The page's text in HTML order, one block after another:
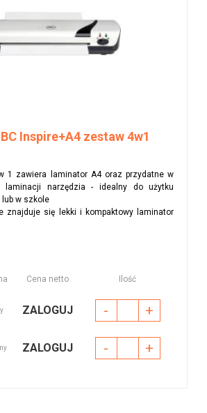
Inspire+A4 zestaw 4w1
1 zawiera laminator A4 oraz przydatne w
laminacji narzędzia - idealny do użytku
w szkole
znajduje się lekki i kompaktowy laminator
Cena netto Ilość
ZALOGUJ - +
ZALOGUJ - +